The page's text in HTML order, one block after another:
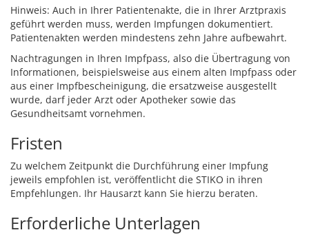
Hinweis: Auch in Ihrer Patientenakte, die in Ihrer Arztpraxis
geführt werden muss, werden Impfungen dokumentiert.
Patientenakten werden mindestens zehn Jahre aufbewahrt.
Nachtragungen in Ihren Impfpass, also die Übertragung von
Informationen, beispielsweise aus einem alten Impfpass oder
aus einer Impfbescheinigung, die ersatzweise ausgestellt
wurde, darf jeder Arzt oder Apotheker sowie das
Gesundheitsamt vornehmen.
Fristen
Zu welchem Zeitpunkt die Durchführung einer Impfung
jeweils empfohlen ist, veröffentlicht die STIKO in ihren
Empfehlungen. Ihr Hausarzt kann Sie hierzu beraten.
Erforderliche Unterlagen